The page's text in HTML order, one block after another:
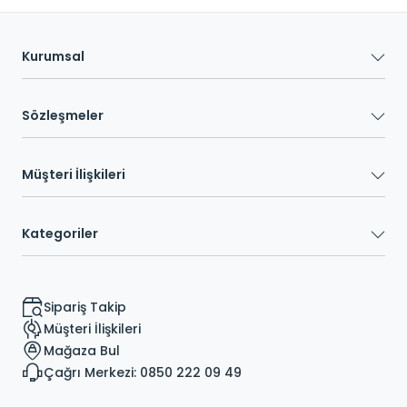
Kurumsal
Sözleşmeler
Müşteri İlişkileri
Kategoriler
Sipariş Takip
Müşteri İlişkileri
Mağaza Bul
Çağrı Merkezi: 0850 222 09 49